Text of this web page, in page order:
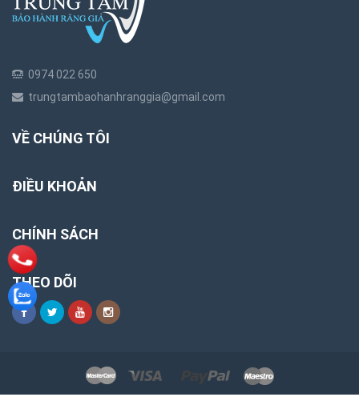
0974 022 650
trungtambaohanhranggia@gmail.com
VỀ CHÚNG TÔI
ĐIỀU KHOẢN
CHÍNH SÁCH
THEO DÕI